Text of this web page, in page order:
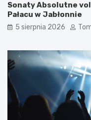
Sonaty Absolutne
Pałacu w Jabłonnie
5 sierpnia 2026